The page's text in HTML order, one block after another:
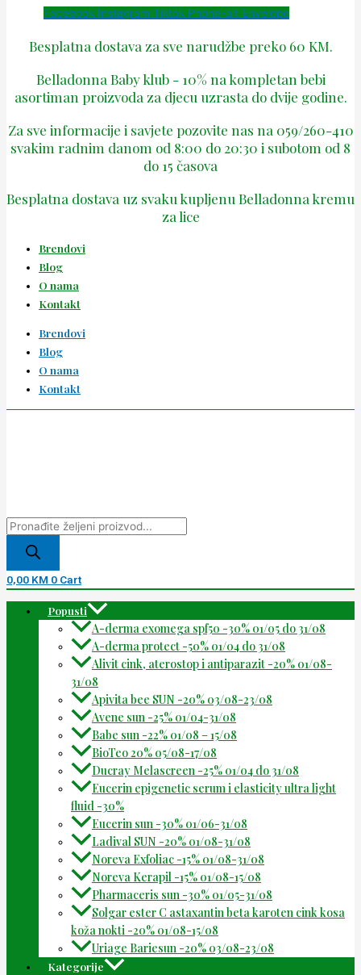
Facebook Instagram Tiktok Phone-alt Envelope
Besplatna dostava za sve narudžbe preko 60 KM.
Belladonna Baby klub - 10% na kompletan bebi
asortiman proizvoda za djecu uzrasta do dvije godine.
Za sve informacije i savjete pozovite nas na 059/260-410
svakim radnim danom od 8:00 do 20:30 i subotom od 8
do 15 časova
Besplatna dostava uz svaku kupljenu Belladonna kremu
za lice
Brendovi
Blog
O nama
Kontakt
Brendovi
Blog
O nama
Kontakt
0,00 KM 0 Cart
Popusti
A-derma exomega spf50 -30% 01/05 do 31/08
A-derma protect -50% 01/04 do 31/08
Alivit cink, aterostop i antiparazit -20% 01/08-
31/08
Apivita bee SUN -20% 03/08-23/08
Avene sun -25% 01/04-31/08
Babe sun -22% 01/08 – 15/08
BioTeo 20% 05/08-17/08
Ducray Melascreen -25% 01/04 do 31/08
Eucerin epigenetic serum i elasticity ultra light
fluid -30%
Eucerin sun -30% 01/06-31/08
Ladival SUN -20% 01/08-31/08
Noreva Exfoliac -15% 01/08-31/08
Noreva Kerapil -15% 01/08-15/08
Pharmaceris sun -30% 01/05-31/08
Solgar ester C astaxantin beta karoten cink kosa
koža nokti -20% 01/08-15/08
Uriage Bariesun -20% 03/08-23/08
Kategorije